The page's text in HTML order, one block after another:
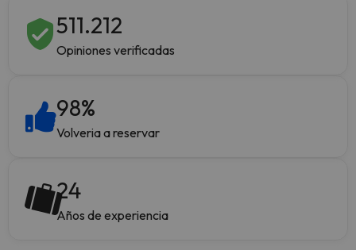
511.212
Opiniones verificadas
98%
Volveria a reservar
24
Años de experiencia